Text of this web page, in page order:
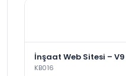
İnşaat Web Sitesi – V9
KB016